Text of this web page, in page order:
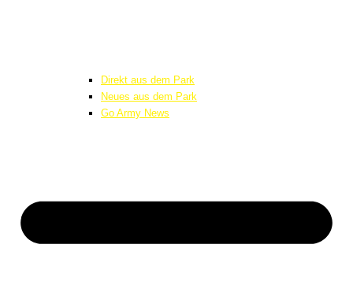
Direkt aus dem Park
Neues aus dem Park
Go Army News